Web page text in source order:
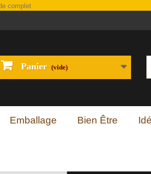
Panier (vide)
Emballage Bien Être